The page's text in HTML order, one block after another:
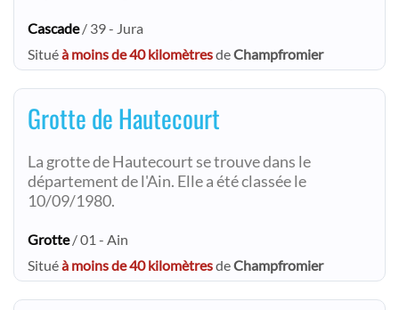
Cascade/ 39 - Jura
Situéà moins de 40 kilomètresdeChampfromier
Grotte de Hautecourt
La grotte de Hautecourt se trouve dans le
département de l'Ain. Elle a été classée le
10/09/1980.
Grotte/ 01 - Ain
Situéà moins de 40 kilomètresdeChampfromier